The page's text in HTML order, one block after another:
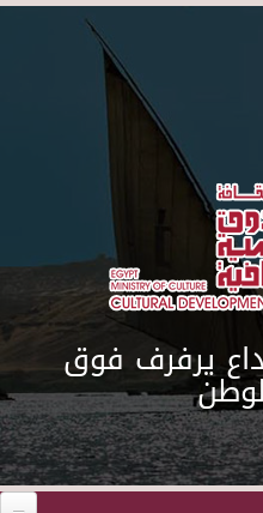
Skip to main content
يرفرف فوق